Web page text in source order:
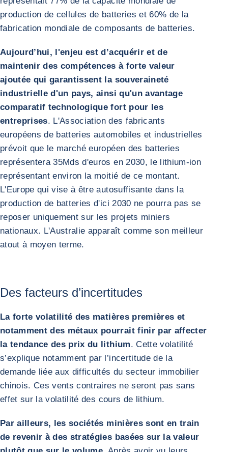
production de cellules de batteries et 60% de la
fabrication mondiale de composants de batteries.
Aujourd’hui, l'enjeu est d’acquérir et de
maintenir des compétences à forte valeur
ajoutée qui garantissent la souveraineté
industrielle d'un pays, ainsi qu'un avantage
comparatif technologique fort pour les
entreprises. L'Association des fabricants
européens de batteries automobiles et industrielles
prévoit que le marché européen des batteries
représentera 35Mds d'euros en 2030, le lithium-ion
représentant environ la moitié de ce montant.
L'Europe qui vise à être autosuffisante dans la
production de batteries d'ici 2030 ne pourra pas se
reposer uniquement sur les projets miniers
nationaux. L'Australie apparaît comme son meilleur
atout à moyen terme.
Des facteurs d’incertitudes
La forte volatilité des matières premières et
notamment des métaux pourrait finir par affecter
la tendance des prix du lithium. Cette volatilité
s’explique notamment par l’incertitude de la
demande liée aux difficultés du secteur immobilier
chinois. Ces vents contraires ne seront pas sans
effet sur la volatilité des cours de lithium.
Par ailleurs, les sociétés minières sont en train
de revenir à des stratégies basées sur la valeur